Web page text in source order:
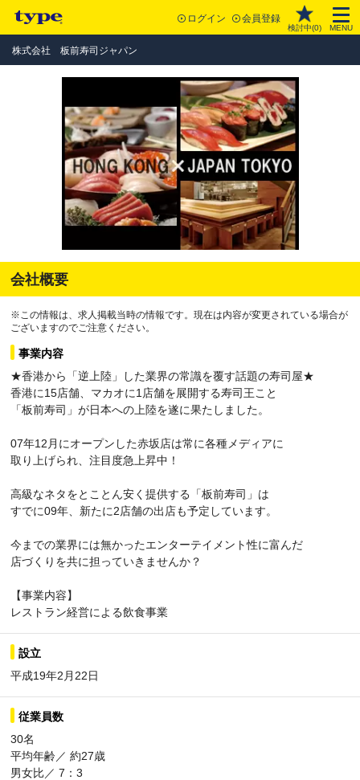
ログイン 会員登録
検討中(0) MENU
株式会社 板前寿司ジャパン
会社概要
※この情報は、求人掲載当時の情報です。現在は内容が変更されている場合が
ございますのでご注意ください。
事業内容
★香港から「逆上陸」した業界の常識を覆す話題の寿司屋★
香港に15店舗、マカオに1店舗を展開する寿司王こと
「板前寿司」が日本への上陸を遂に果たしました。
07年12月にオープンした赤坂店は常に各種メディアに
取り上げられ、注目度急上昇中！
高級なネタをとことん安く提供する「板前寿司」は
すでに09年、新たに2店舗の出店も予定しています。
今までの業界には無かったエンターテイメント性に富んだ
店づくりを共に担っていきませんか？
【事業内容】
レストラン経営による飲食事業
設立
平成19年2月22日
従業員数
30名
平均年齢／ 約27歳
男女比／ 7：3